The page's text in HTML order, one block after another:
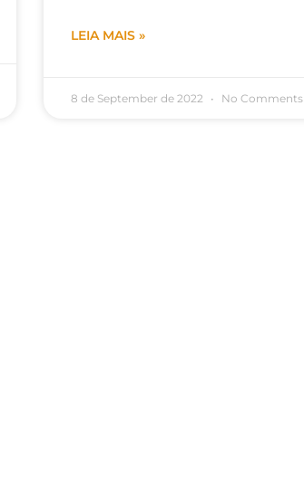
LEIA MAIS »
8 de September de 2022 No Comments